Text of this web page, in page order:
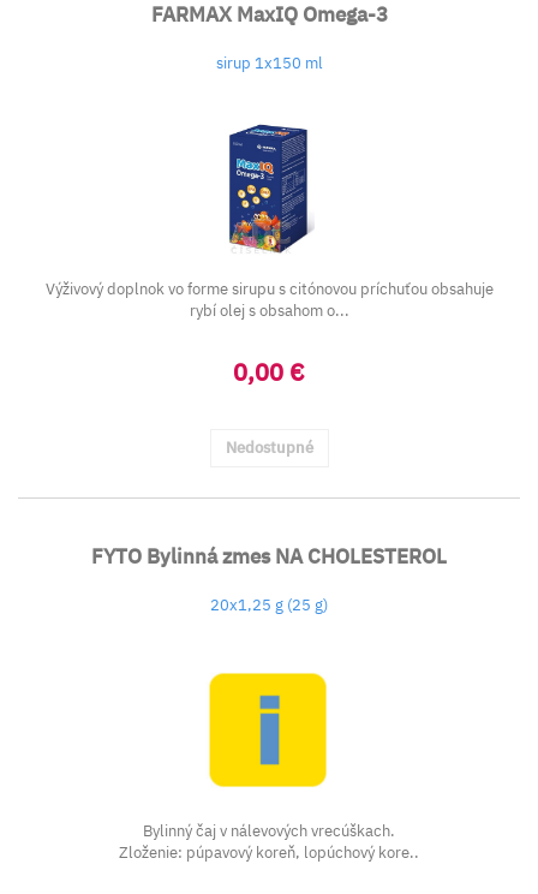
FARMAX MaxIQ Omega-3
sirup 1x150 ml
Výživový doplnok vo forme sirupu s citónovou príchuťou obsahuje
rybí olej s obsahom o...
0,00 €
Nedostupné
FYTO Bylinná zmes NA CHOLESTEROL
20x1,25 g (25 g)
Bylinný čaj v nálevových vrecúškach.
Zloženie: púpavový koreň, lopúchový kore..